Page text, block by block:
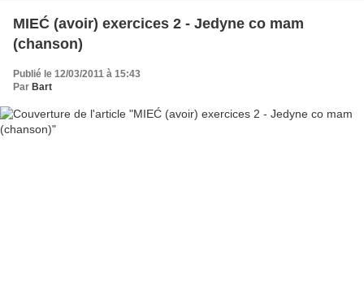
MIEĆ (avoir) exercices 2 - Jedyne co mam
(chanson)
Publié le 12/03/2011 à 15:43
Par Bart